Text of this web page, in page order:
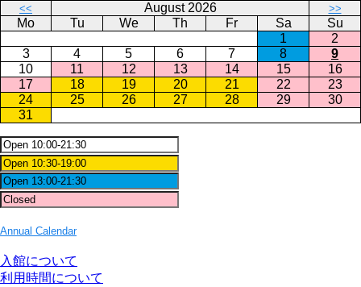
<< August 2026 >>
Mo Tu We Th Fr Sa
Su
1
2
3
4 5 6 7 8
9
10
11 12 13 14 15
16
17
18 19 20 21 22
23
24
25 26 27 28 29
30
31
Annual Calendar
入館について
利用時間について